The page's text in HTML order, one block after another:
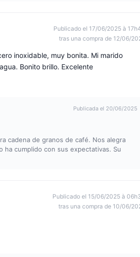
Publicado el 17/06/2025 à
tras una compra de 12/06/
inoxidable, muy bonita. Mi marido
Bonito brillo. Excelente
Publicada el 20/06/2025
cadena de granos de café. Nos alegra
cumplido con sus expectativas. Su
Publicado el 15/06/2025 à
tras una compra de 10/06/